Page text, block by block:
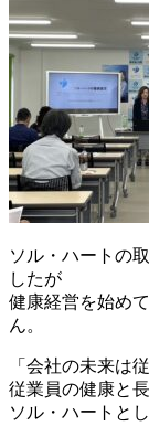
ソル・ハートの
したが
健康経営を始め
ん。
「会社の未来は
従業員の健康と
ソル・ハートと